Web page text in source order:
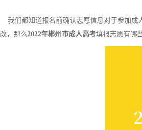
我们都知道报名前确认志愿信息对于参加成
改，那么2022年郴州市成人高考填报志愿有哪